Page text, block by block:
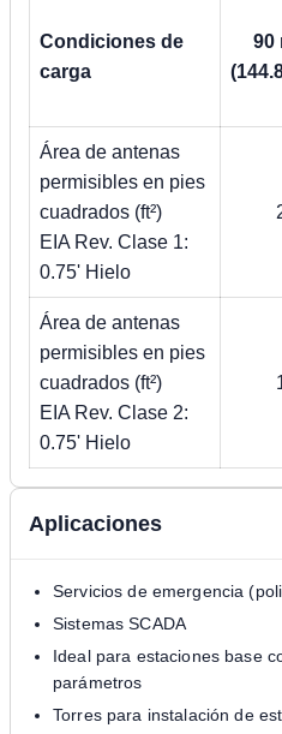
Condiciones de
carga
90
Área de antenas
permisibles en pies
cuadrados (ft²)
EIA Rev. Clase 1:
0.75' Hielo
Área de antenas
permisibles en pies
cuadrados (ft²)
EIA Rev. Clase 2:
0.75' Hielo
Aplicaciones
Servicios de emergencia
Sistemas SCADA
Ideal para estaciones base
parámetros
Torres para instalación de